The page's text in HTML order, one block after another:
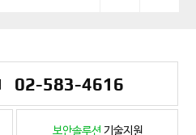
02-583-4616
보안솔루션 기술지원